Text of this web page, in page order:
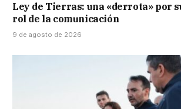
Ley de Tierras: una «derrota» por
rol de la comunicación
9 de agosto de 2026